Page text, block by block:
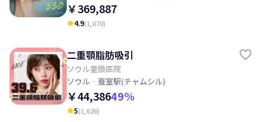
￥369,887
kid_star4.9(1,070)
二重顎脂肪吸引
ソウル童顔医院
ソウル · 蚕室駅(チャムシル)
￥44,38649%
kid_star5(1,626)